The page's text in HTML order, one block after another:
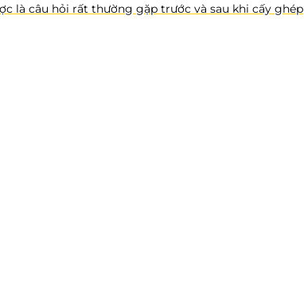
là câu hỏi rất thường gặp trước và sau khi cấy ghép